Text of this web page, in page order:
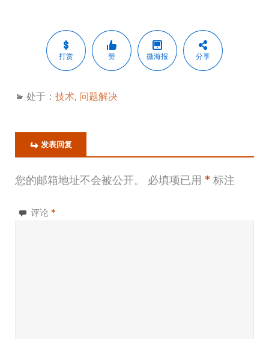
打赏 赞 微海报 分享
处于： 技术, 问题解决
发表回复
您的邮箱地址不会被公开。 必填项已用 * 标注
评论 *